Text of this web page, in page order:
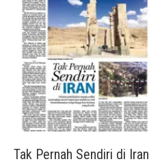
Tak Pernah Sendiri di Iran